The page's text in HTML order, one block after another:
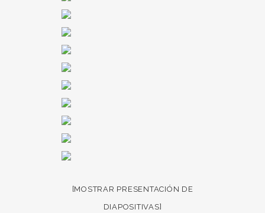
[MOSTRAR PRESENTACIÓN DE
DIAPOSITIVAS]